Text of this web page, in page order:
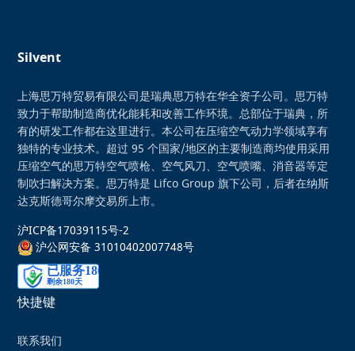
Silvent
上海思万特贸易有限公司是瑞典思万特在华全资子公司。思万特
致力于帮助制造商优化能耗和改善工作环境。总部位于瑞典，所
有的研发工作都在这里进行。本公司在压缩空气动力学领域享有
独特的专业技术。超过 95 个国家/地区的主要制造商均使用采用
压缩空气的思万特空气喷枪、空气风刀、空气喷嘴、消音器等定
制吹扫解决方案。思万特是 Lifco Group 旗下公司，后者在纳斯
达克斯德哥尔摩交易所上市。
沪ICP备17039115号-2
沪公网安备 31010402007748号
快捷键
联系我们